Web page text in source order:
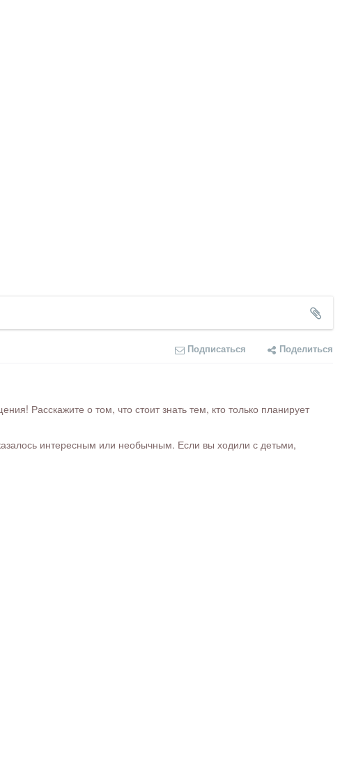
Подписаться Поделиться
Расскажите о том, что стоит знать тем, кто только планирует
интересным или необычным. Если вы ходили с детьми,